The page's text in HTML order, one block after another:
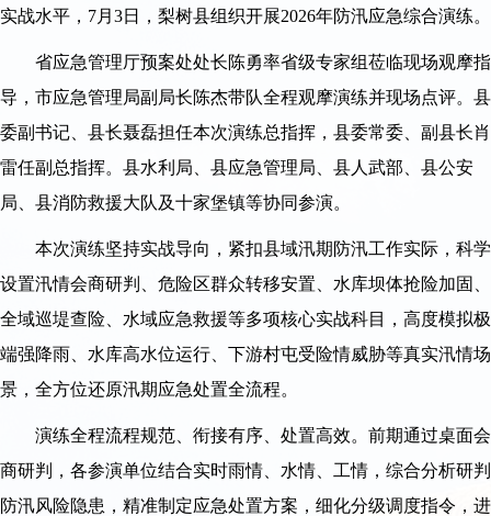
实战水平，7月3日，梨树县组织开展2026年防汛应急综合演练。
省应急管理厅预案处处长陈勇率省级专家组莅临现场观摩指
导，市应急管理局副局长陈杰带队全程观摩演练并现场点评。县
委副书记、县长聂磊担任本次演练总指挥，县委常委、副县长肖
雷任副总指挥。县水利局、县应急管理局、县人武部、县公安
局、县消防救援大队及十家堡镇等协同参演。
本次演练坚持实战导向，紧扣县域汛期防汛工作实际，科学
设置汛情会商研判、危险区群众转移安置、水库坝体抢险加固、
全域巡堤查险、水域应急救援等多项核心实战科目，高度模拟极
端强降雨、水库高水位运行、下游村屯受险情威胁等真实汛情场
景，全方位还原汛期应急处置全流程。
演练全程流程规范、衔接有序、处置高效。前期通过桌面会
商研判，各参演单位结合实时雨情、水情、工情，综合分析研判
防汛风险隐患，精准制定应急处置方案，细化分级调度指令，进